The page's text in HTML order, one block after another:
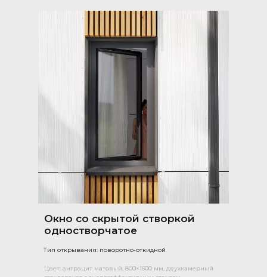
Окно со скрытой створкой
одностворчатое
Тип открывания: поворотно-откидной
Цвет: антрацит матовый, 800×1600 мм, двухкамерный